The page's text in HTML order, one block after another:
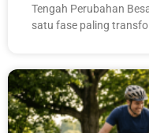
Tengah Perubahan
satu fase paling